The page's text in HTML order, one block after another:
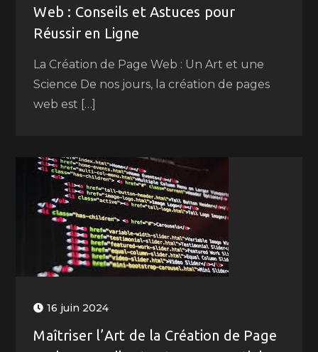
Web : Conseils et Astuces pour
Réussir en Ligne
La Création de Page Web : Un Art et une
Science De nos jours, la création de pages
web est […]
16 juin 2024
Maîtriser l’Art de la Création de Page